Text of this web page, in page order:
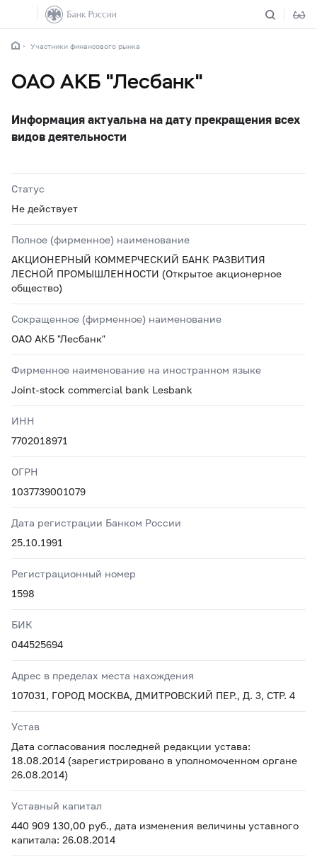
Участники финансового рынка
ОАО АКБ "Лесбанк"
Информация актуальна на дату прекращения всех
видов деятельности
Статус
Не действует
Полное (фирменное) наименование
АКЦИОНЕРНЫЙ КОММЕРЧЕСКИЙ БАНК РАЗВИТИЯ
ЛЕСНОЙ ПРОМЫШЛЕННОСТИ (Открытое акционерное
общество)
Сокращенное (фирменное) наименование
ОАО АКБ "Лесбанк"
Фирменное наименование на иностранном языке
Joint-stock commercial bank Lesbank
ИНН
7702018971
ОГРН
1037739001079
Дата регистрации Банком России
25.10.1991
Регистрационный номер
1598
БИК
044525694
Адрес в пределах места нахождения
107031, ГОРОД МОСКВА, ДМИТРОВСКИЙ ПЕР., Д. 3, СТР. 4
Устав
Дата согласования последней редакции устава:
18.08.2014 (зарегистрировано в уполномоченном органе
26.08.2014)
Уставный капитал
440 909 130,00 руб., дата изменения величины уставного
капитала: 26.08.2014